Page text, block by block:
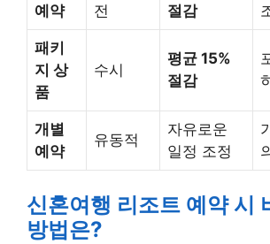
예약
전
절감
패키
지 상
품
수시
평균 15%
절감
개별
예약
유동적
자유로운
일정 조정
신혼여행 리조트 예약 시
방법은?